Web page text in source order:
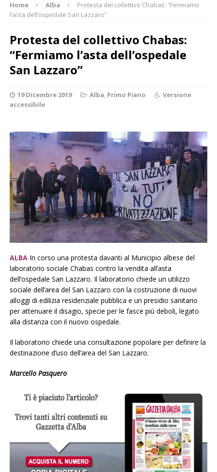
Home Alba
Protesta del collettivo Chabas: “Fermiamo
l’asta dell’ospedale San Lazzaro”
Protesta del collettivo Chabas:
“Fermiamo l’asta dell’ospedale
San Lazzaro”
19 Dicembre 2019 Alba, Primo Piano
Versione
accessibile
ALBA In corso una protesta davanti al Municipio albese del
laboratorio sociale Chabas contro la vendita all’asta
dell’ospedale San Lazzaro. Il laboratorio chiede un utilizzo
sociale dell’area del San Lazzaro con la costruzione di nuovi
alloggi di edilizia residenziale pubblica e un presidio sanitario
per attenuare il disagio, specie per le fasce più deboli, legato
alla distanza con il nuovo ospedale.
Il laboratorio chiede una consultazione popolare per definire la
destinazione d’uso dell’area del San Lazzaro.
Marcello Pasquero